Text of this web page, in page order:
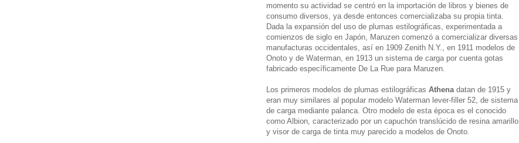
momento su actividad se centró en la importación de libros y bienes de
consumo diversos, ya desde entonces comercializaba su propia tinta.
Dada la expansión del uso de plumas estilográficas, experimentada a
comienzos de siglo en Japón, Maruzen comenzó a comercializar diversas
manufacturas occidentales, así en 1909 Zenith N.Y., en 1911 modelos de
Onoto y de Waterman, en 1913 un sistema de carga por cuenta gotas
fabricado específicamente De La Rue para Maruzen.
Los primeros modelos de plumas estilográficas Athena datan de 1915 y
eran muy similares al popular modelo Waterman lever-filler 52, de sistema
de carga mediante palanca. Otro modelo de esta época es el conocido
como Albion, caracterizado por un capuchón translúcido de resina amarillo,
y visor de carga de tinta muy parecido a modelos de Onoto.